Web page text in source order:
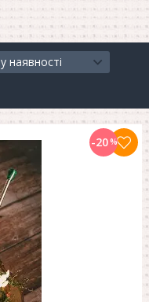
у наявності
-20%